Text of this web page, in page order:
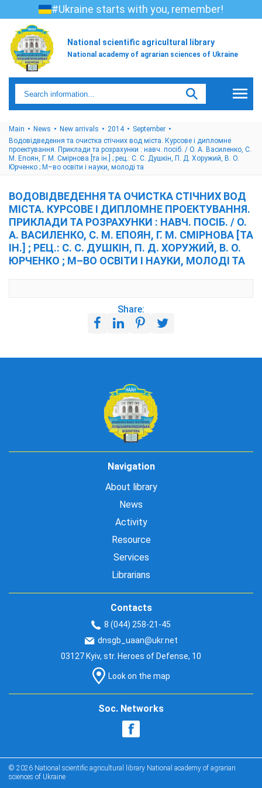
#Ukraine starts with you, remember!
National scientific agricultural library
National academy of agrarian sciences of Ukraine
Main News New arrivals 2014
September
Водовідведення та очистка стічних вод міста. Курсове і дипломне
проектування. Приклади та розрахунки : навч. посіб. / О. А. Василенко, С.
М. Епоян, Г. М. Смірнова [та ін.] ; рец.: С. С. Душкін, П. Д. Хоружий, В. О.
Юрченко ; М–во освіти і науки, молоді та
ВОДОВІДВЕДЕННЯ ТА ОЧИСТКА СТІЧНИХ ВОД
МІСТА. КУРСОВЕ І ДИПЛОМНЕ ПРОЕКТУВАННЯ.
ПРИКЛАДИ ТА РОЗРАХУНКИ : НАВЧ. ПОСІБ. / О.
А. ВАСИЛЕНКО, С. М. ЕПОЯН, Г. М. СМІРНОВА [ТА
ІН.] ; РЕЦ.: С. С. ДУШКІН, П. Д. ХОРУЖИЙ, В. О.
ЮРЧЕНКО ; М–ВО ОСВІТИ І НАУКИ, МОЛОДІ ТА
Share:
Navigation
About library
News
Activity
Resource
Services
Librarians
Contacts
8 (044) 258-21-45
dnsgb_uaan@ukr.net
03127 Kyiv, str. Heroes of Defense, 10
Look on the map
Soc. Networks
© 2026 National scientific agricultural library National academy of agrarian
sciences of Ukraine